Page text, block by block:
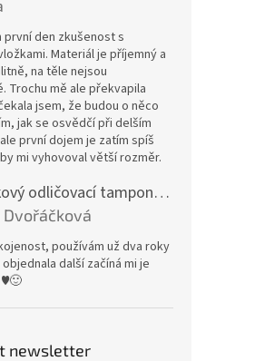
produktu je 5 z 5 hvězdiček.
první den zkušenost s
Materiál je příjemný a
na těle nejsou
Trochu mě ale překvapila
jsem, že budou o něco
jak se osvědčí při delším
první dojem je zatím spíš
mi vyhovoval větší rozměr.
BIO Látkový odličovací tamponek: Barevné bambusovo-biobavlněné froté
produktu je 5 z 5 hvězdiček.
Dvořáčková
používám už dva roky
další začíná mi je
newsletter